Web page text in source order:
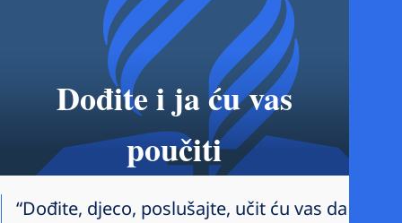
Dođite i ja ću vas
poučiti
“Dođite, djeco, poslušajte, učit ću vas da